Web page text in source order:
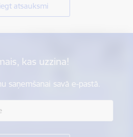
atsauksmi
kas uzzina!
saņemšanai savā e-pastā.